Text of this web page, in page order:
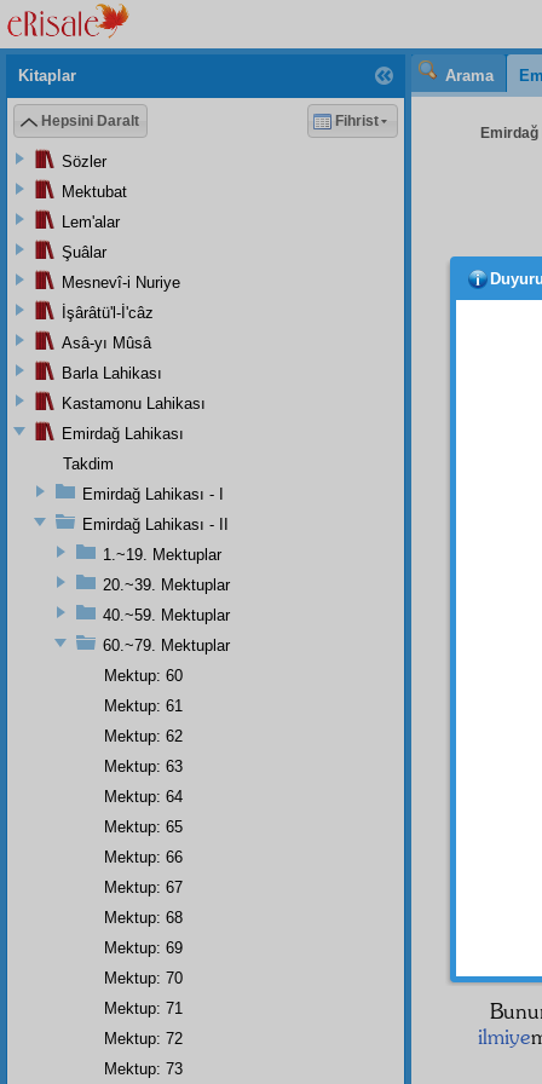
Arama
Emirdağ
- 78 -
bu
ilmiye
Kitaplar
Hepsini Daralt Fihrist
Sözler
Mektubat
Lem'alar
Şuâlar
Mesnevî-i Nuriye
İşârâtü'l-İ'câz
Asâ-yı Mûsâ
Barla Lahikası
Kastamonu Lahikası
Emirdağ Lahikası
Takdim
Emirdağ Lahikası - I
Emirdağ Lahikası - II
1.~19. Mektuplar
20.~39. Mektuplar
40.~59. Mektuplar
60.~79. Mektuplar
Mektup: 60
Mektup: 61
Mektup: 62
Mektup: 63
Mektup: 64
Mektup: 65
Mektup: 66
Mektup: 67
Mektup: 68
Mektup: 69
Mektup: 70
Mektup: 71
Mektup: 72
Mektup: 73
Duyuru